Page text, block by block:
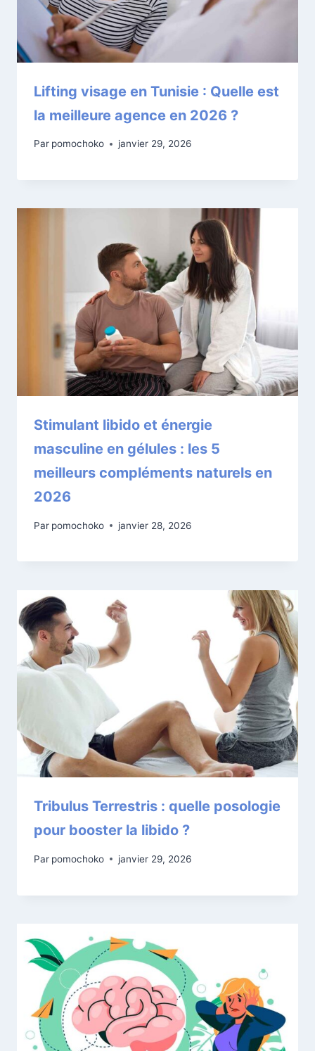
Lifting visage en Tunisie : Quelle est
la meilleure agence en 2026 ?
Par pomochoko janvier 29, 2026
Stimulant libido et énergie
masculine en gélules : les 5
meilleurs compléments naturels en
2026
Par pomochoko janvier 28, 2026
Tribulus Terrestris : quelle posologie
pour booster la libido ?
Par pomochoko janvier 29, 2026